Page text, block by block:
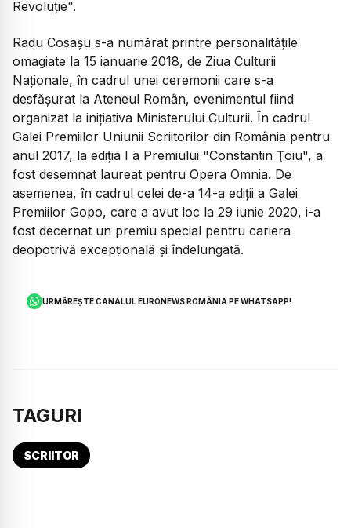
Revoluţie".
Radu Cosaşu s-a numărat printre personalităţile
omagiate la 15 ianuarie 2018, de Ziua Culturii
Naţionale, în cadrul unei ceremonii care s-a
desfăşurat la Ateneul Român, evenimentul fiind
organizat la iniţiativa Ministerului Culturii. În cadrul
Galei Premiilor Uniunii Scriitorilor din România pentru
anul 2017, la ediţia I a Premiului "Constantin Ţoiu", a
fost desemnat laureat pentru Opera Omnia. De
asemenea, în cadrul celei de-a 14-a ediţii a Galei
Premiilor Gopo, care a avut loc la 29 iunie 2020, i-a
fost decernat un premiu special pentru cariera
deopotrivă excepţională şi îndelungată.
URMĂREȘTE CANALUL EURONEWS ROMÂNIA PE WHATSAPP!
TAGURI
SCRIITOR